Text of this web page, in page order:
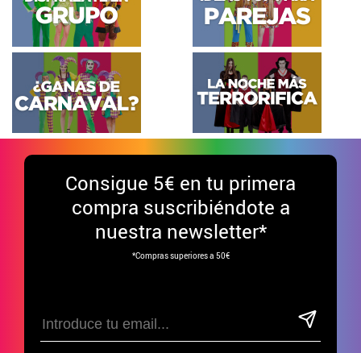
Consigue 5€ en tu primera
compra suscribiéndote a
nuestra newsletter*
*Compras superiores a 50€